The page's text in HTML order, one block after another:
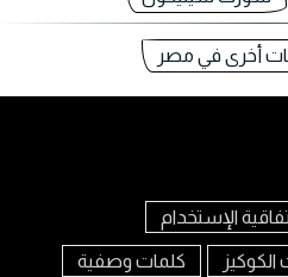
أخرى في مصر
الإستخدام
كلمات وصفية